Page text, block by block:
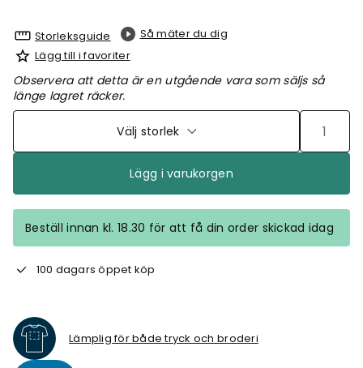
Storleksguide
Så mäter du dig
Lägg till i favoriter
Observera att detta är en utgående vara som säljs så
länge lagret räcker.
Välj storlek
Lägg i varukorgen
Beställ innan kl. 18.30 för att få din order skickad idag
100 dagars öppet köp
Lämplig för både tryck och broderi